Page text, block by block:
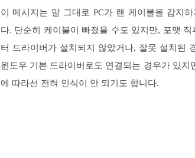
이 메시지는 말 그대로 PC가 랜 케이블을 감지
다. 단순히 케이블이 빠졌을 수도 있지만, 포맷 직
터 드라이버가 설치되지 않았거나, 잘못 설치된
윈도우 기본 드라이버로도 연결되는 경우가 있지
에 따라선 전혀 인식이 안 되기도 합니다.